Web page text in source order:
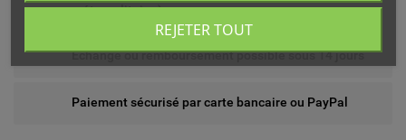
métropolitaine)
Echange ou remboursement possible sous 14 jours
Paiement sécurisé par carte bancaire ou PayPal
REJETER TOUT